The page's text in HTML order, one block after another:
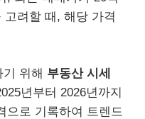
고려할 때, 해당 가격
위해 부동산 시세
년부터 2026년까지
으로 기록하여 트렌드